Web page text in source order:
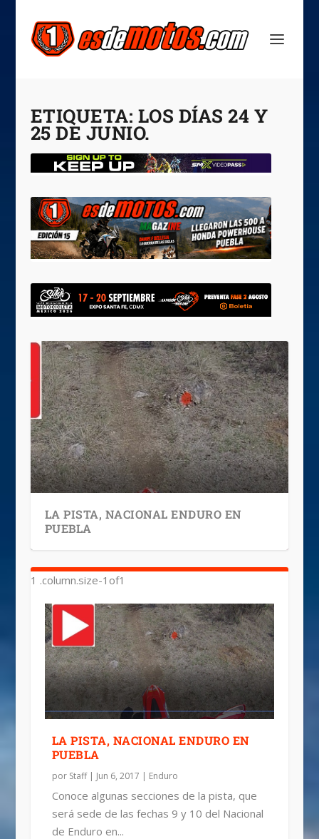
ETIQUETA: LOS DÍAS 24 Y
25 DE JUNIO.
LA PISTA, NACIONAL ENDURO EN
PUEBLA
LA PISTA, NACIONAL ENDURO EN
PUEBLA
por Staff| Jun 6, 2017 | Enduro
Conoce algunas secciones de la pista, que
será sede de las fechas 9 y 10 del Nacional
de Enduro en...